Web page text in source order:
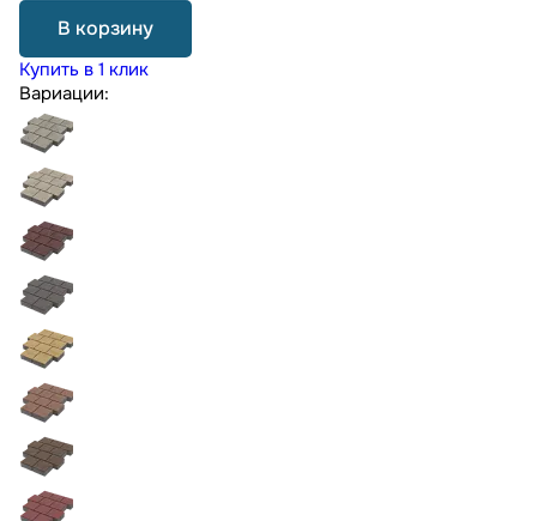
В корзину
Купить в 1 клик
Вариации: